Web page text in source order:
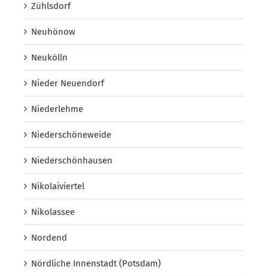
Zühlsdorf
Neuhönow
Neukölln
Nieder Neuendorf
Niederlehme
Niederschöneweide
Niederschönhausen
Nikolaiviertel
Nikolassee
Nordend
Nördliche Innenstadt (Potsdam)